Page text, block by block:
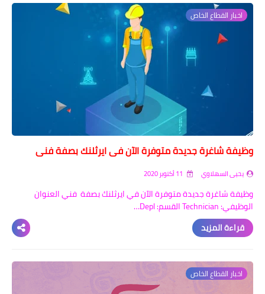
اخبار القطاع الخاص
وظيفة شاغرة جديدة متوفرة الآن في ايرثلنك بصفة فني
يحيى السهلاوي
وظيفة شاغرة جديدة متوفرة الآن في ايرثلنك بصفة فني العنوان
الوظيفي: Technician القسم: Depl…
قراءة المزيد
اخبار القطاع الخاص